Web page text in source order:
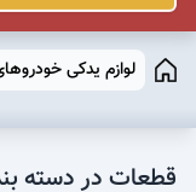
لوازم یدکی
قطعات در دسته